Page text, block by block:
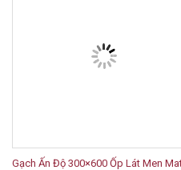
Gạch Ấn Độ 300×600 Ốp Lát Men